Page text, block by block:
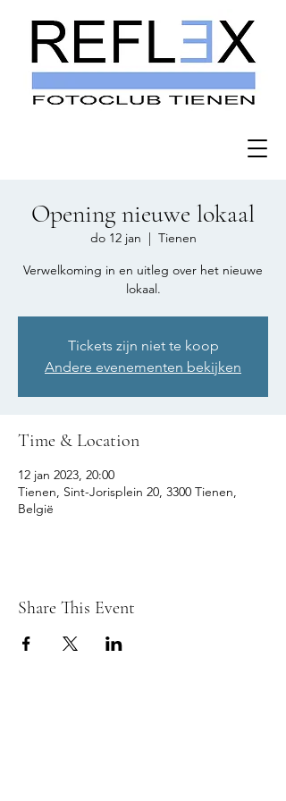
Opening nieuwe lokaal
do 12 jan
  |
Tienen
Verwelkoming in en uitleg over het nieuwe
lokaal.
Tickets zijn niet te koop
Andere evenementen bekijken
Time & Location
12 jan 2023, 20:00
Tienen, Sint-Jorisplein 20, 3300 Tienen,
België
Share This Event